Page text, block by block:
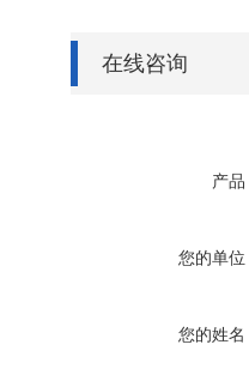
在线咨询
产品
您的单位
您的姓名